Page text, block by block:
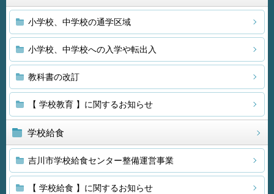
小学校、中学校の通学区域
小学校、中学校への入学や転出入
教科書の改訂
【 学校教育 】に関するお知らせ
学校給食
吉川市学校給食センター整備運営事業
【 学校給食 】に関するお知らせ